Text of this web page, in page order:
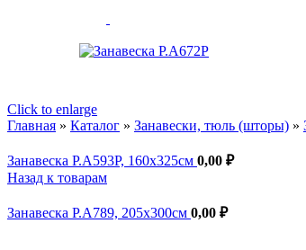
Ленты для
Click to enlarge
Главная » Каталог » Занавески, тюль (шторы) »
Занавеска Р.А593Р, 160x325см 0,00 ₽
Назад к товарам
Занавеска Р.А789, 205x300см 0,00 ₽